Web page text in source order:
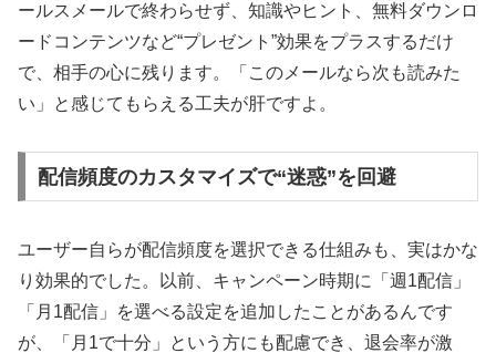
ールスメールで終わらせず、知識やヒント、無料ダウンロ
ードコンテンツなど“プレゼント”効果をプラスするだけ
で、相手の心に残ります。「このメールなら次も読みた
い」と感じてもらえる工夫が肝ですよ。
配信頻度のカスタマイズで“迷惑”を回避
ユーザー自らが配信頻度を選択できる仕組みも、実はかな
り効果的でした。以前、キャンペーン時期に「週1配信」
「月1配信」を選べる設定を追加したことがあるんです
が、「月1で十分」という方にも配慮でき、退会率が激